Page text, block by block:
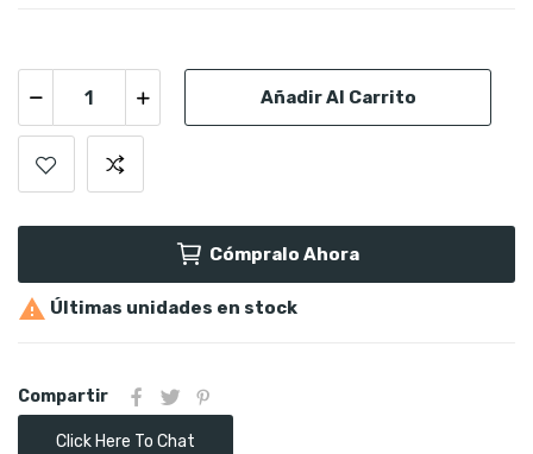
Añadir Al Carrito
Cómpralo Ahora
 Últimas unidades en stock
Compartir
Click Here To Chat